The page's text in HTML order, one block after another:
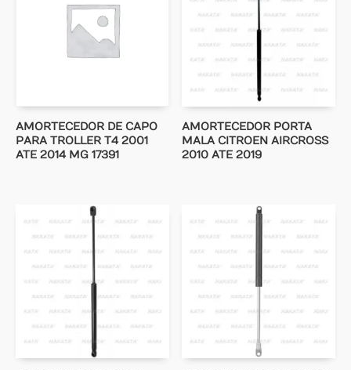
AMORTECEDOR DE CAPO
PARA TROLLER T4 2001
ATE 2014 MG 17391
AMORTECEDOR PORTA
MALA CITROEN AIRCROSS
2010 ATE 2019